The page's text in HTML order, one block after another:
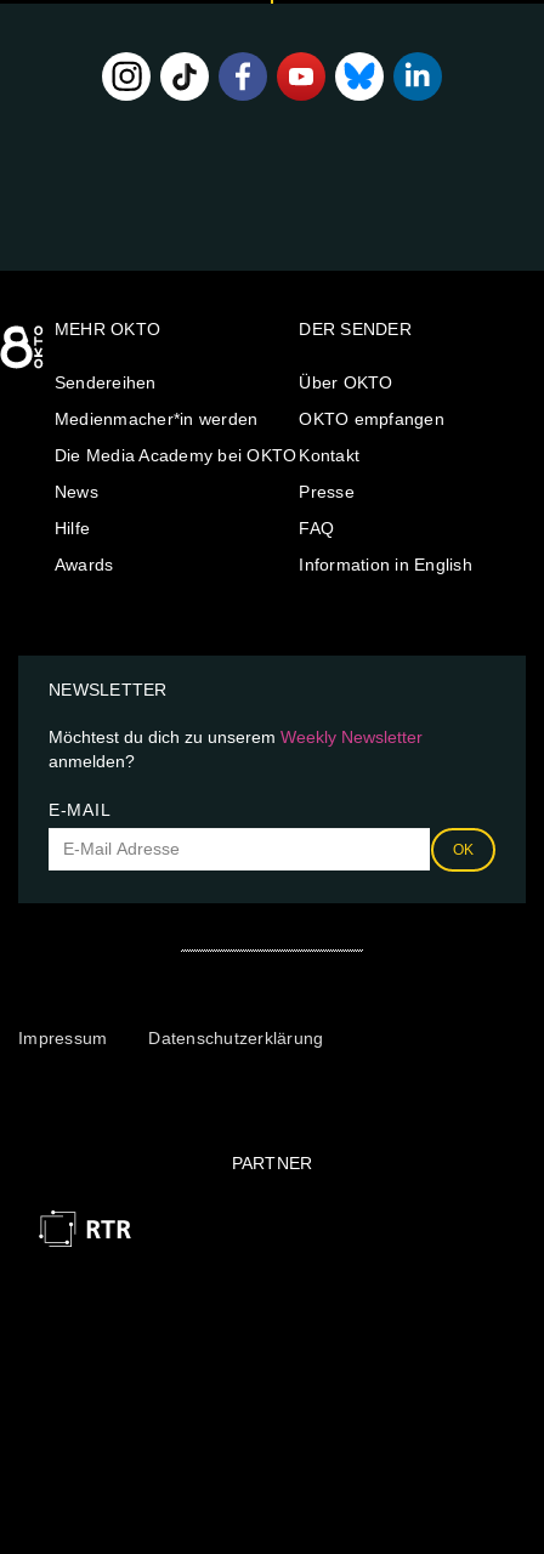
MEHR OKTO
Sendereihen
Medienmacher*in werden
Die Media Academy bei OKTO
News
Hilfe
Awards
DER SENDER
Über OKTO
OKTO empfangen
Kontakt
Presse
FAQ
Information in English
NEWSLETTER
Möchtest du dich zu unserem Weekly Newsletter
anmelden?
E-MAIL
OK
Impressum Datenschutzerklärung
PARTNER